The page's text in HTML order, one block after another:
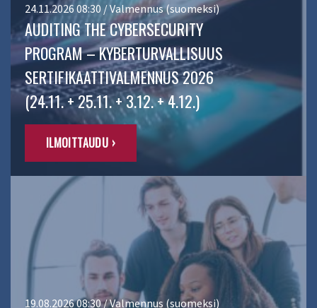
24.11.2026 08:30 / Valmennus (suomeksi)
AUDITING THE CYBERSECURITY
PROGRAM – KYBERTURVALLISUUS
SERTIFIKAATTIVALMENNUS 2026
(24.11. + 25.11. + 3.12. + 4.12.)
ILMOITTAUDU ›
19.08.2026 08:30 / Valmennus (suomeksi)